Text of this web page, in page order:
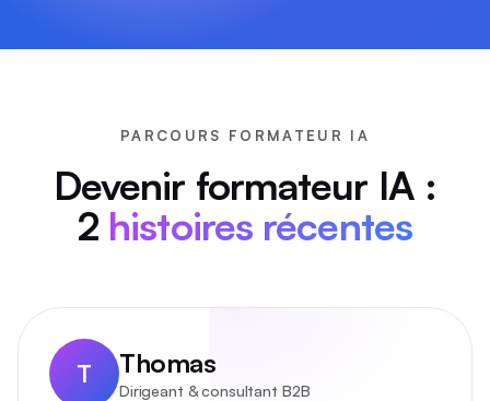
PARCOURS FORMATEUR IA
Devenir formateur IA :
2 histoires récentes
T Thomas
Dirigeant & consultant B2B